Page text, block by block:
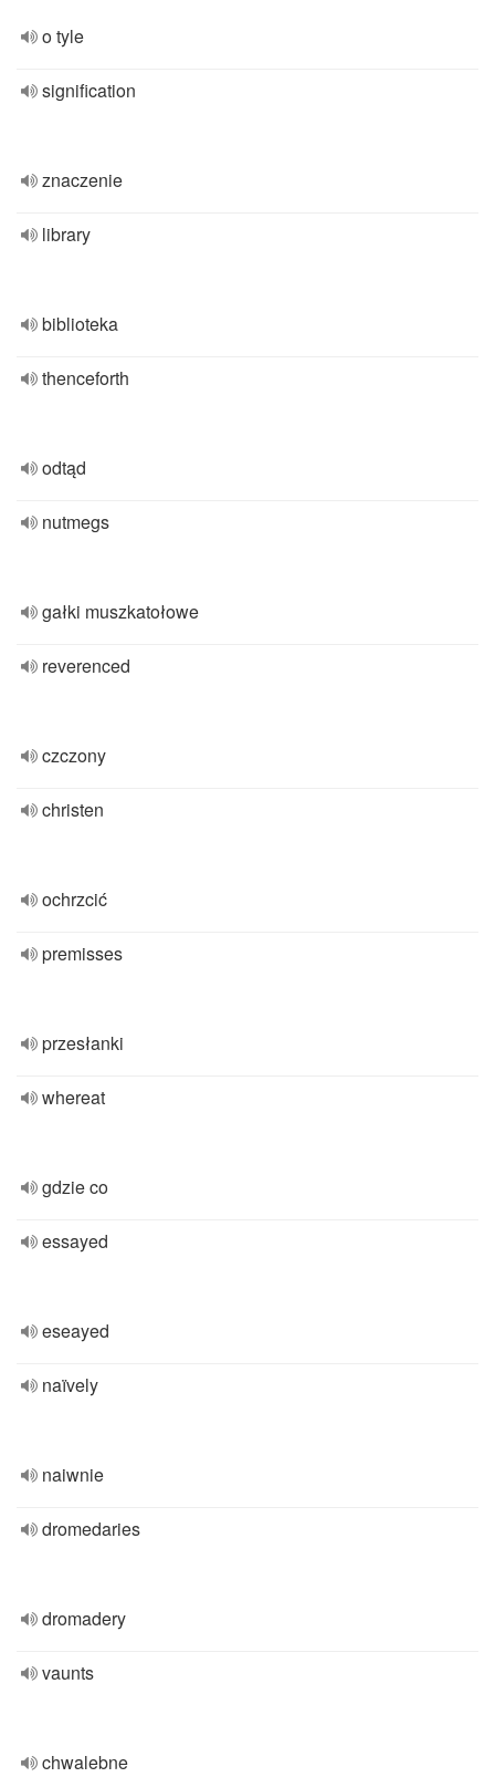
o tyle
signification
znaczenie
library
biblioteka
thenceforth
odtąd
nutmegs
gałki muszkatołowe
reverenced
czczony
christen
ochrzcić
premisses
przesłanki
whereat
gdzie co
essayed
eseayed
naïvely
naiwnie
dromedaries
dromadery
vaunts
chwalebne